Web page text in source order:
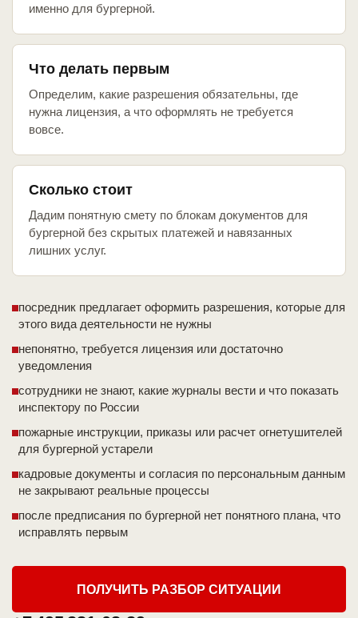
именно для бургерной.
Что делать первым
Определим, какие разрешения обязательны, где
нужна лицензия, а что оформлять не требуется
вовсе.
Сколько стоит
Дадим понятную смету по блокам документов для
бургерной без скрытых платежей и навязанных
лишних услуг.
посредник предлагает оформить разрешения, которые для
этого вида деятельности не нужны
непонятно, требуется лицензия или достаточно
уведомления
сотрудники не знают, какие журналы вести и что показать
инспектору по России
пожарные инструкции, приказы или расчет огнетушителей
для бургерной устарели
кадровые документы и согласия по персональным данным
не закрывают реальные процессы
после предписания по бургерной нет понятного плана, что
исправлять первым
ПОЛУЧИТЬ РАЗБОР СИТУАЦИИ